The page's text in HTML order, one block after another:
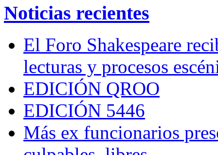
Noticias recientes
El Foro Shakespeare
lecturas y procesos
EDICIÓN QROO
EDICIÓN 5446
Más ex funcionarios